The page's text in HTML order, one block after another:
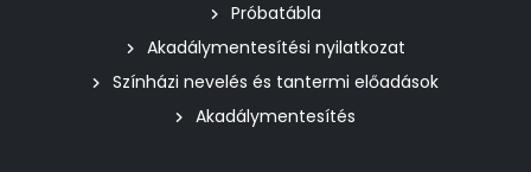
Próbatábla
Akadálymentesítési nyilatkozat
Színházi nevelés és tantermi előadások
Akadálymentesítés